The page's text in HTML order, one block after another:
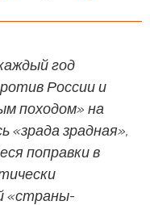
год
России и
походом» на
«зрада зрадная»,
поправки в
«страны-